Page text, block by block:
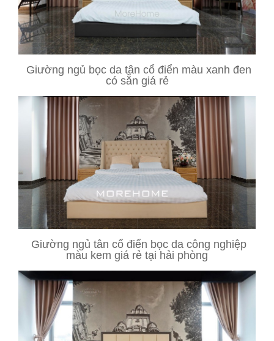
Giường ngủ bọc da tân cổ điển màu xanh đen
có sẵn giá rẻ
Giường ngủ tân cổ điển bọc da công nghiệp
màu kem giá rẻ tại hải phòng